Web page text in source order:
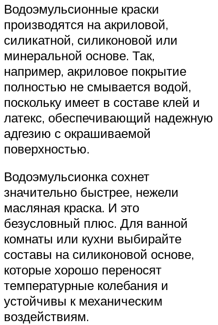
Водоэмульсионные краски
производятся на акриловой,
силикатной, силиконовой или
минеральной основе. Так,
например, акриловое покрытие
полностью не смывается водой,
поскольку имеет в составе клей и
латекс, обеспечивающий надежную
адгезию с окрашиваемой
поверхностью.
Водоэмульсионка сохнет
значительно быстрее, нежели
масляная краска. И это
безусловный плюс. Для ванной
комнаты или кухни выбирайте
составы на силиконовой основе,
которые хорошо переносят
температурные колебания и
устойчивы к механическим
воздействиям.